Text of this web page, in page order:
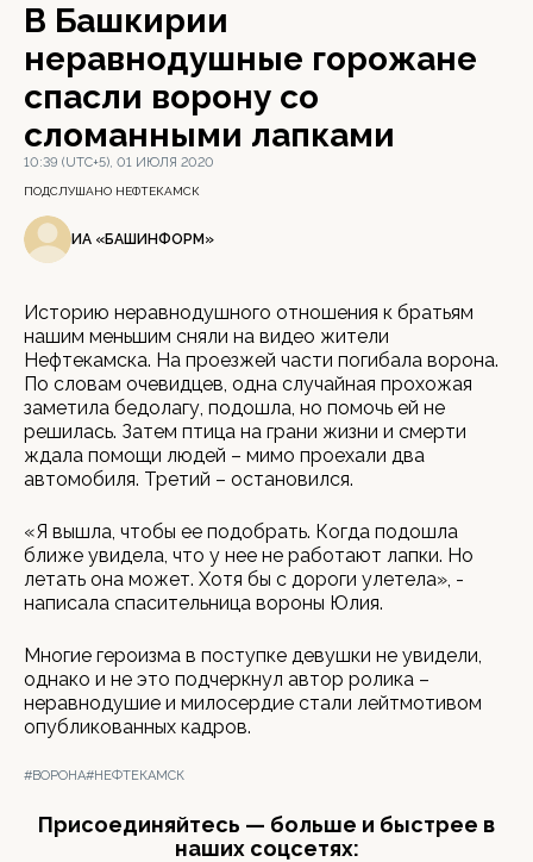
В Башкирии
неравнодушные горожане
спасли ворону со
сломанными лапками
10:39 (UTC+5), 01 ИЮЛЯ 2020
ПОДСЛУШАНО НЕФТЕКАМСК
ИА «БАШИНФОРМ»
Историю неравнодушного отношения к братьям
нашим меньшим сняли на видео жители
Нефтекамска. На проезжей части погибала ворона.
По словам очевидцев, одна случайная прохожая
заметила бедолагу, подошла, но помочь ей не
решилась. Затем птица на грани жизни и смерти
ждала помощи людей – мимо проехали два
автомобиля. Третий – остановился.
«Я вышла, чтобы ее подобрать. Когда подошла
ближе увидела, что у нее не работают лапки. Но
летать она может. Хотя бы с дороги улетела», -
написала спасительница вороны Юлия.
Многие героизма в поступке девушки не увидели,
однако и не это подчеркнул автор ролика –
неравнодушие и милосердие стали лейтмотивом
опубликованных кадров.
#ВОРОНА#НЕФТЕКАМСК
Присоединяйтесь — больше и быстрее в
наших соцсетях: